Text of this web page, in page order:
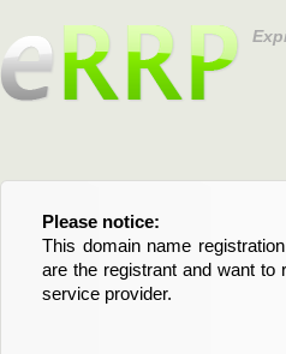
Please notice:
This domain name
are the registrant and want to
service provider.
Bitte beachten Sie:
Diese Domainregistrierung
Domain stehen an. Wenn
verlängern möchten,